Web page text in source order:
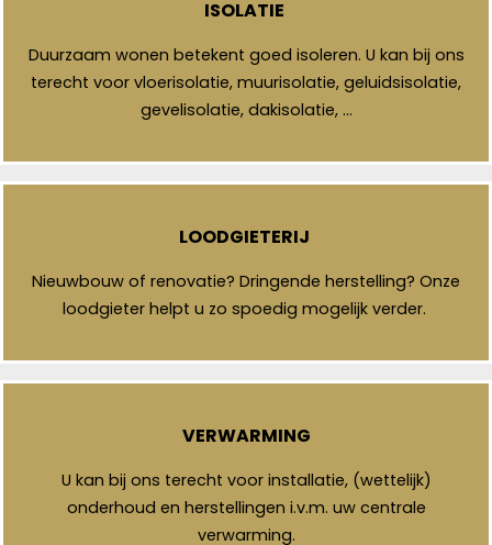
ISOLATIE
Duurzaam wonen betekent goed isoleren. U kan bij ons
terecht voor vloerisolatie, muurisolatie, geluidsisolatie,
gevelisolatie, dakisolatie, …
LOODGIETERIJ
Nieuwbouw of renovatie? Dringende herstelling? Onze
loodgieter helpt u zo spoedig mogelijk verder.
VERWARMING
U kan bij ons terecht voor installatie, (wettelijk)
onderhoud en herstellingen i.v.m. uw centrale
verwarming.